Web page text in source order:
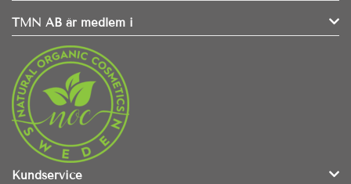
TMN AB är medlem i
Kundservice